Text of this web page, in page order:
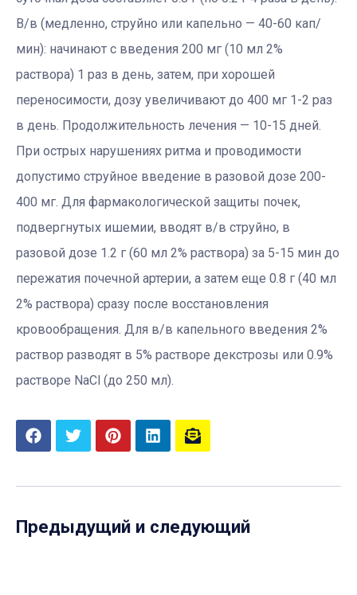
В/в (медленно, струйно или капельно — 40-60 кап/
мин): начинают с введения 200 мг (10 мл 2%
раствора) 1 раз в день, затем, при хорошей
переносимости, дозу увеличивают до 400 мг 1-2 раз
в день. Продолжительность лечения — 10-15 дней.
При острых нарушениях ритма и проводимости
допустимо струйное введение в разовой дозе 200-
400 мг. Для фармакологической защиты почек,
подвергнутых ишемии, вводят в/в струйно, в
разовой дозе 1.2 г (60 мл 2% раствора) за 5-15 мин до
пережатия почечной артерии, а затем еще 0.8 г (40 мл
2% раствора) сразу после восстановления
кровообращения. Для в/в капельного введения 2%
раствор разводят в 5% растворе декстрозы или 0.9%
растворе NaCl (до 250 мл).
Предыдущий и следующий